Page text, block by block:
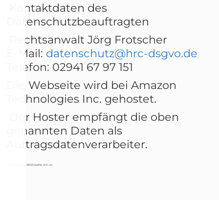
Kontaktdaten des
Datenschutzbeauftragten
Rechtsanwalt Jörg Frotscher
E-Mail: datenschutz@hrc-dsgvo.de
Telefon: 02941 67 97 151
Die Webseite wird bei Amazon
Technologies Inc. gehostet.
Der Hoster empfängt die oben
genannten Daten als
Auftragsdatenverarbeiter.
410 Terry Ave N., 98109 Seattle, WA, US